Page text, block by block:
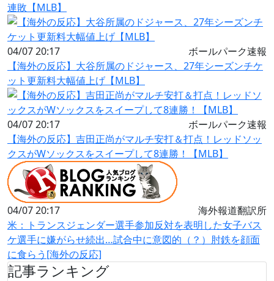
連敗【MLB】
04/07 20:17
ボールパーク速報
【海外の反応】大谷所属のドジャース、27年シーズンチケ
ット更新料大幅値上げ【MLB】
04/07 20:17
ボールパーク速報
【海外の反応】吉田正尚がマルチ安打＆打点！レッドソッ
クスがWソックスをスイープして8連勝！【MLB】
04/07 20:17
海外報道翻訳所
米：トランスジェンダー選手参加反対を表明した女子バス
ケ選手に嫌がらせ続出…試合中に意図的（？）肘鉄を顔面
に食らう[海外の反応]
記事ランキング